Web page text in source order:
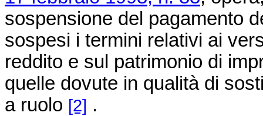
sospensione del pagamento
sospesi i termini relativi ai
reddito e sul patrimonio di
quelle dovute in qualità di
a ruolo [2] .